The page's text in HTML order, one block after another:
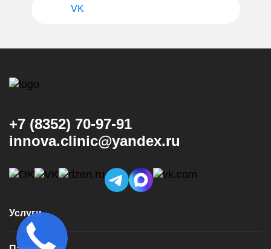
VK
+7 (8352) 70-97-91
innova.clinic@yandex.ru
Услуги